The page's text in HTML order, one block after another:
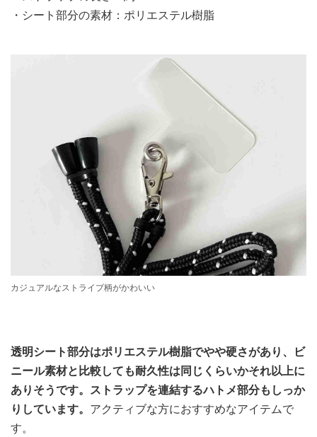
・シート部分の素材：ポリエステル樹脂
カジュアルなストライプ柄がかわいい
透明シート部分はポリエステル樹脂でやや硬さがあり、ビ
ニール素材と比較しても耐久性は同じくらいかそれ以上に
ありそうです。ストラップを連結するハトメ部分もしっか
りしています。 アクティブな方におすすめなアイテムで
す。